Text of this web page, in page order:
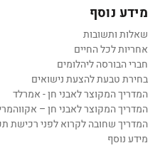
מידע נוסף
שאלות ותשובות
אחריות לכל החיים
חברי הבורסה ליהלומים
בחירת טבעת להצעת נישואים
המדריך המקוצר לאבני חן - אמרלד
המדריך המקוצר לאבני חן –
המדריך שחובה לקרוא לפני רכישת
מידע נוסף